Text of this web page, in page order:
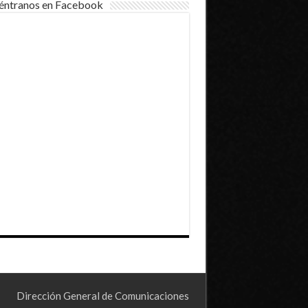
en Facebook
Dirección General de Comunicaciones